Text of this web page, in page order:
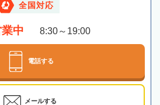
全国対応
中 8:30～19:00
電話する
メールする